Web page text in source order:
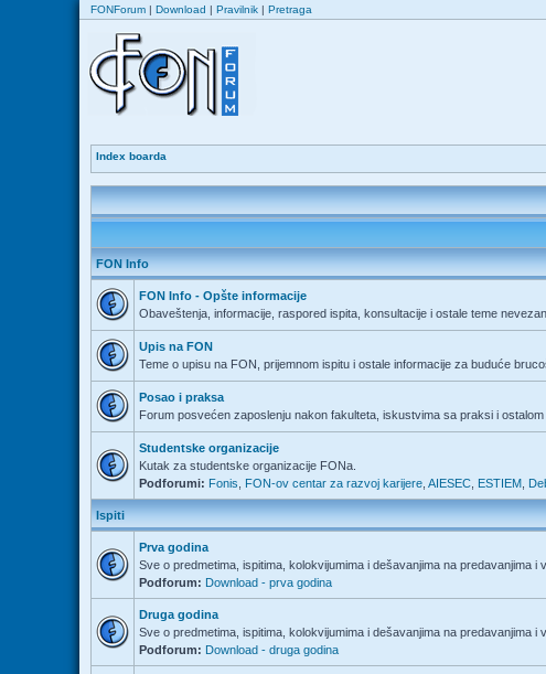
FONForum | Download | Pravilnik | Pretraga
Index boarda
FON Info
FON Info - Opšte informacije
Obaveštenja, informacije, raspored ispita, konsultacije i ostale teme
Upis na FON
Teme o upisu na FON, prijemnom ispitu i ostale informacije za buduće
Posao i praksa
Forum posvećen zaposlenju nakon fakulteta, iskustvima sa praksi i
Studentske organizacije
Kutak za studentske organizacije FONa.
Podforumi: Fonis FON-ov centar za razvoj karijere AIESEC ESTIEM
Ispiti
Prva godina
Sve o predmetima, ispitima, kolokvijumima i dešavanjima na predavanjima i
Podforum: Download - prva godina
Druga godina
Sve o predmetima, ispitima, kolokvijumima i dešavanjima na predavanjima i
Podforum: Download - druga godina